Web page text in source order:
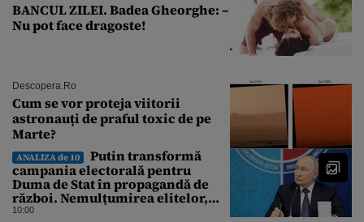
BANCUL ZILEI. Badea Gheorghe: –
Nu pot face dragoste!
Descopera.ro
Cum se vor proteja viitorii
astronauți de praful toxic de pe
Marte?
ANALIZA de 10
Putin transformă
campania electorală pentru
Duma de Stat în propagandă de
război. Nemulțumirea elitelor,
tratată cu indiferență la Kremlin
10:00